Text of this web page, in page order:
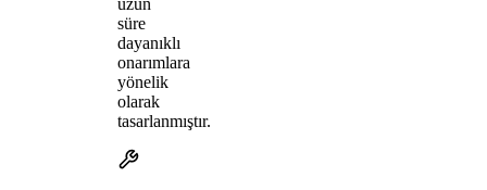
süre
dayanıklı
onarımlara
yönelik
olarak
tasarlanmıştır.